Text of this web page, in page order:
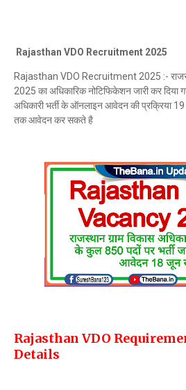
Rajasthan VDO Recruitment 2025
Rajasthan VDO Recruitment 2025 :-
2025 का अधिकारिक नोटिफिकेशन जारी कर दिया
अधिकारी भर्ती के ऑनलाइन आवेदन की प्रक्रिया
तक आवेदन कर सकते है
Rajasthan VDO
Details